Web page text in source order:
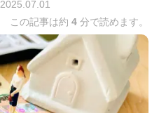
2025.07.01
この記事は約 4 分で読めます。